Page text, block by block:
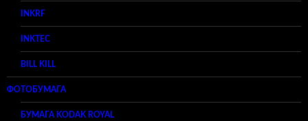
INKRF
INKTEC
BILL KILL
ФОТОБУМАГА
БУМАГА KODAK ROYAL